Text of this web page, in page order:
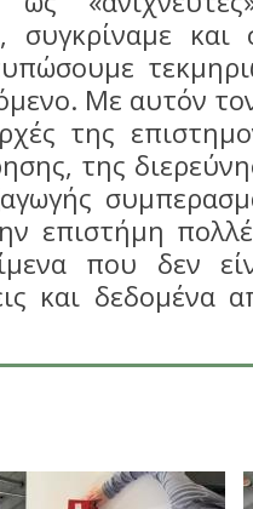
συγκρίναμε και
Με αυτόν
της
της
επιστήμη
που δεν
και δεδομένα